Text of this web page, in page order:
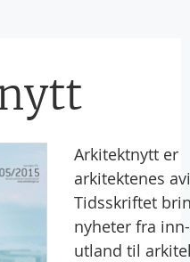
Arkitektnytt er
arkitektenes
Tidsskriftet
nyheter fra
utland til